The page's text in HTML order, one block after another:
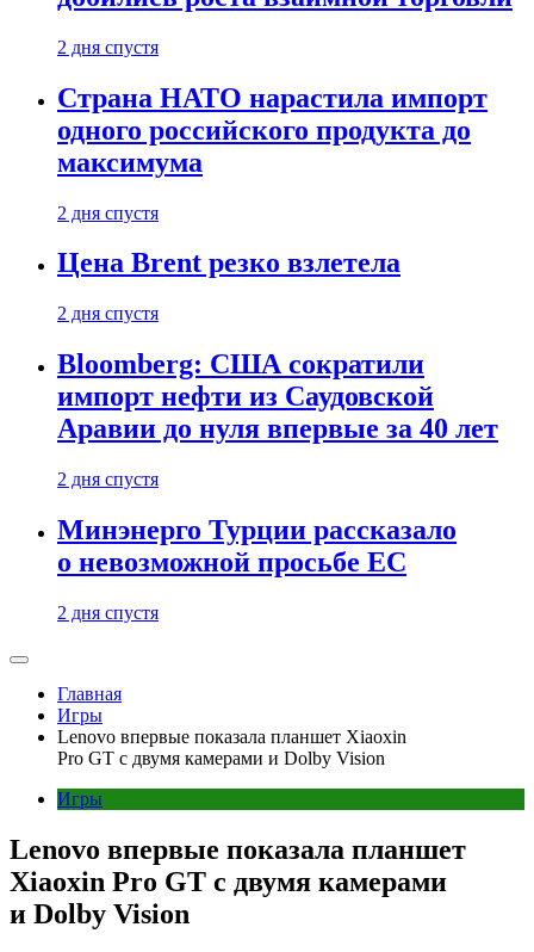
2 дня спустя
Страна НАТО нарастила импорт
одного российского продукта до
максимума
2 дня спустя
Цена Brent резко взлетела
2 дня спустя
Bloomberg: США сократили
импорт нефти из Саудовской
Аравии до нуля впервые за 40 лет
2 дня спустя
Минэнерго Турции рассказало
о невозможной просьбе ЕС
2 дня спустя
Главная
Игры
Lenovo впервые показала планшет Xiaoxin
Pro GT с двумя камерами и Dolby Vision
Игры
Lenovo впервые показала планшет
Xiaoxin Pro GT с двумя камерами
и Dolby Vision